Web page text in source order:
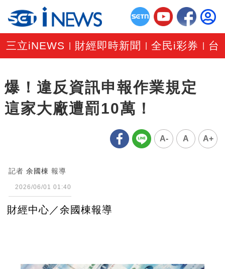
三立iNEWS 財經即時新聞 |全民i彩券 台
爆！違反資訊申報作業規定
這家大廠遭罰10萬！
A- A A+
記者 余國棟 報導
2026/06/01 01:40
財經中心／余國棟報導